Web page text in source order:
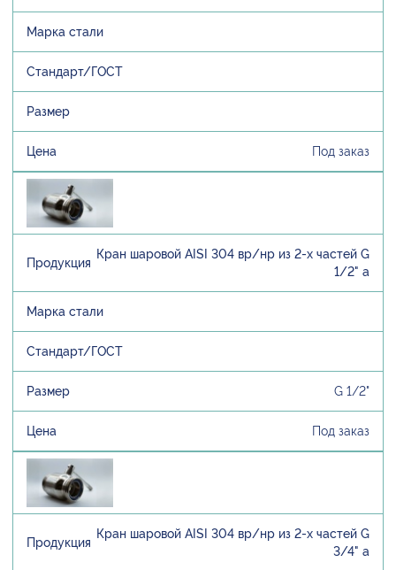
Под заказ
Кран шаровой AISI 304 вр/нр из 2-х частей G
1/2" а
G 1/2"
Под заказ
Кран шаровой AISI 304 вр/нр из 2-х частей G
3/4" а